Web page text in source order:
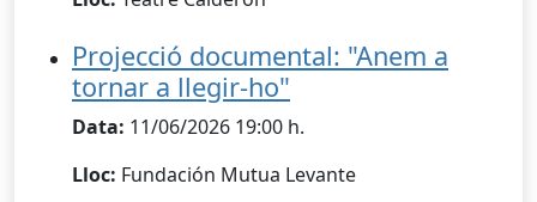
Projecció documental: "Anem a
tornar a llegir-ho"
Data: 11/06/2026 19:00 h.
Lloc: Fundación Mutua Levante